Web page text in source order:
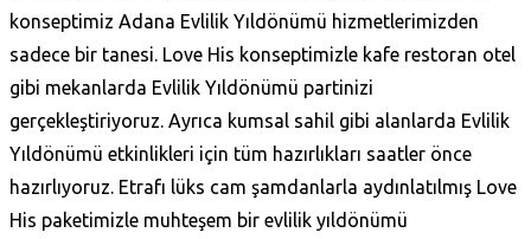
konseptimiz Adana Evlilik Yıldönümü hizmetlerimizden
sadece bir tanesi. Love His konseptimizle kafe restoran otel
gibi mekanlarda Evlilik Yıldönümü partinizi
gerçekleştiriyoruz. Ayrıca kumsal sahil gibi alanlarda Evlilik
Yıldönümü etkinlikleri için tüm hazırlıkları saatler önce
hazırlıyoruz. Etrafı lüks cam şamdanlarla aydınlatılmış Love
His paketimizle muhteşem bir evlilik yıldönümü